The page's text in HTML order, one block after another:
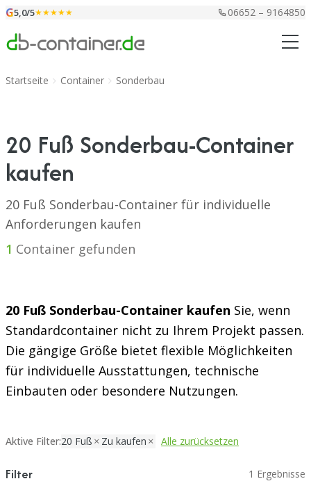
Zum Inhalt springen
G5,0/5★★★★★ 06652 – 9164850
Startseite Container Sonderbau
20 Fuß Sonderbau-Container
kaufen
20 Fuß Sonderbau-Container für individuelle
Anforderungen kaufen
1 Container gefunden
20 Fuß Sonderbau-Container kaufen Sie, wenn
Standardcontainer nicht zu Ihrem Projekt passen.
Die gängige Größe bietet flexible Möglichkeiten
für individuelle Ausstattungen, technische
Einbauten oder besondere Nutzungen.
Aktive Filter:20 Fuß Zu kaufen Alle zurücksetzen
Filter 1 Ergebnisse